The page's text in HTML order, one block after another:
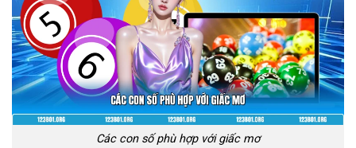
Các con số phù hợp với giấc mơ